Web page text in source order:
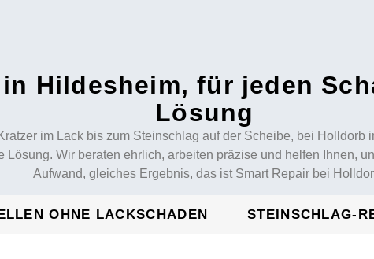
OHNE LACKSCHADEN STEINSCHLAG-
Hildesheim, für jeden
Lösung
im Lack bis zum Steinschlag auf der Scheibe, bei Holldorb
Lösung. Wir beraten ehrlich, arbeiten präzise und helfen Ihnen,
Aufwand, gleiches Ergebnis, das ist Smart Repair bei